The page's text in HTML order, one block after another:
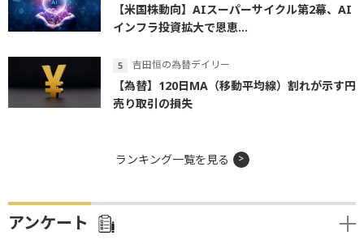
【米国株動向】AIスーパーサイクル第2幕、AI
インフラ投資拡大で恩恵...
吉田恒の為替デイリー
【為替】120日MA（移動平均線）割れが示す円
売り取引の損失
ランキング一覧を見る
アンケート